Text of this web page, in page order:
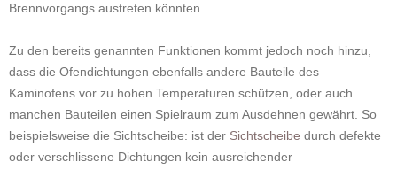
Brennvorgangs austreten könnten.
Zu den bereits genannten Funktionen kommt jedoch noch hinzu,
dass die Ofendichtungen ebenfalls andere Bauteile des
Kaminofens vor zu hohen Temperaturen schützen, oder auch
manchen Bauteilen einen Spielraum zum Ausdehnen gewährt. So
beispielsweise die Sichtscheibe: ist der Sichtscheibe durch defekte
oder verschlissene Dichtungen kein ausreichender